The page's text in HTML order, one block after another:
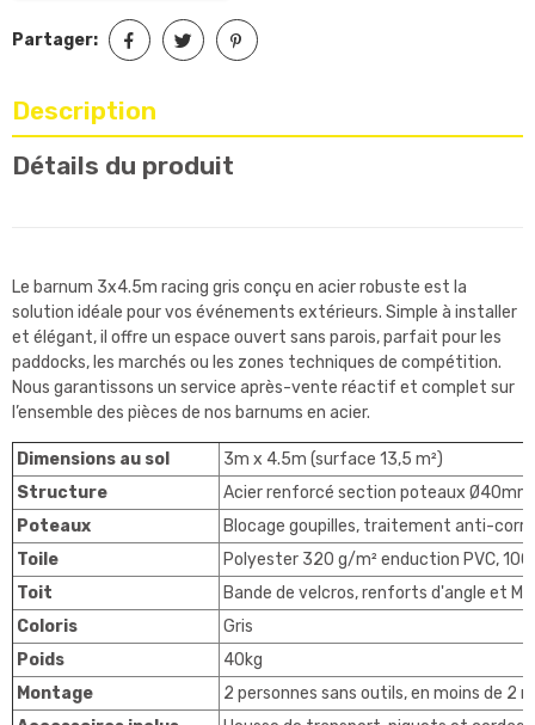
Partager:
Description
Détails du produit
Le barnum 3x4.5m racing gris conçu en acier robuste est la
solution idéale pour vos événements extérieurs. Simple à installer
et élégant, il offre un espace ouvert sans parois, parfait pour les
paddocks, les marchés ou les zones techniques de compétition.
Nous garantissons un service après-vente réactif et complet sur
l’ensemble des pièces de nos barnums en acier.
Dimensions au sol
3m x 4.5m (surface 13,5 m²)
Structure
Acier renforcé section poteaux Ø40mm
Poteaux
Blocage goupilles, traitement anti-
Toile
Polyester 320 g/m² enduction PVC,
Toit
Bande de velcros, renforts d'angle et
Coloris
Gris
Poids
40kg
Montage
2 personnes sans outils, en moins de 2